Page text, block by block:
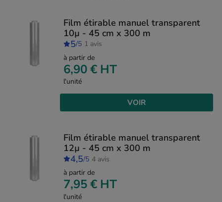
Film étirable manuel transparent
10µ - 45 cm x 300 m
5/5 1 avis
à partir de
6,90 € HT
l'unité
VOIR
Film étirable manuel transparent
12µ - 45 cm x 300 m
4,5/5 4 avis
à partir de
7,95 € HT
l'unité